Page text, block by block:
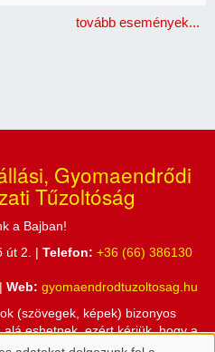
tovább események...
Gyomaendrődi
Tűzoltóság
a Bajban!
út 2. | Telefon: +36 (66) 386130
| Web: gyomaendrodtuzoltosag.hu
(szövegek, képek) bizonyos
eshetnek, ezért kérjük, hogy a
csak a Hunyai, Csárdaszállási,